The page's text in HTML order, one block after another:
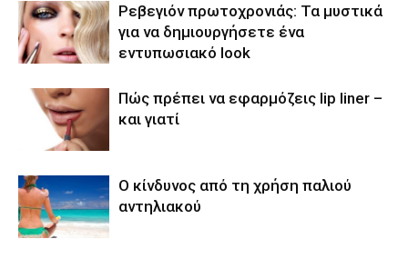
Ρεβεγιόν πρωτοχρονιάς: Τα μυστικά
για να δημιουργήσετε ένα
εντυπωσιακό look
Πώς πρέπει να εφαρμόζεις lip liner –
και γιατί
Ο κίνδυνος από τη χρήση παλιού
αντηλιακού